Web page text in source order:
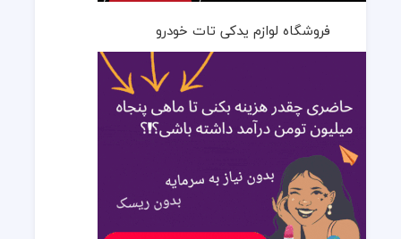
فروشگاه لوازم یدکی تات خودرو